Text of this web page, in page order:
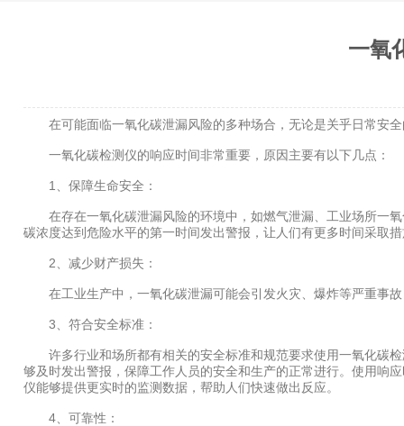
一氧
在可能面临一氧化碳泄漏风险的多种场合，无论是关乎日常安全
一氧化碳检测仪的响应时间非常重要，原因主要有以下几点：
1、保障生命安全：
在存在一氧化碳泄漏风险的环境中，如燃气泄漏、工业场所一氧
碳浓度达到危险水平的第一时间发出警报，让人们有更多时间采取
2、减少财产损失：
在工业生产中，一氧化碳泄漏可能会引发火灾、爆炸等严重事故
3、符合安全标准：
许多行业和场所都有相关的安全标准和规范要求使用一氧化碳检
够及时发出警报，保障工作人员的安全和生产的正常进行。使用响
仪能够提供更实时的监测数据，帮助人们快速做出反应。
4、可靠性：